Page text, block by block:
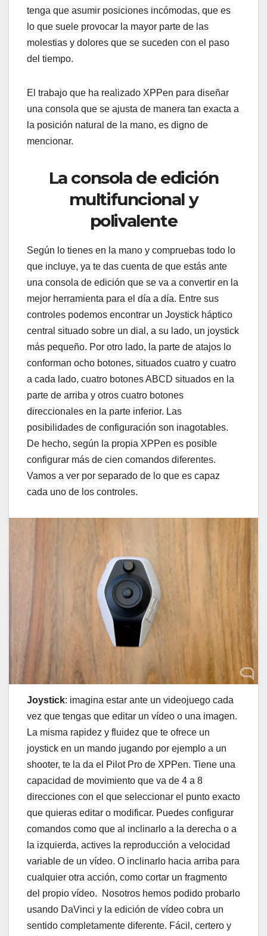
tenga que asumir posiciones incómodas, que es
lo que suele provocar la mayor parte de las
molestias y dolores que se suceden con el paso
del tiempo.
El trabajo que ha realizado XPPen para diseñar
una consola que se ajusta de manera tan exacta a
la posición natural de la mano, es digno de
mencionar.
La consola de edición
multifuncional y
polivalente
Según lo tienes en la mano y compruebas todo lo
que incluye, ya te das cuenta de que estás ante
una consola de edición que se va a convertir en la
mejor herramienta para el día a día. Entre sus
controles podemos encontrar un Joystick háptico
central situado sobre un dial, a su lado, un joystick
más pequeño. Por otro lado, la parte de atajos lo
conforman ocho botones, situados cuatro y cuatro
a cada lado, cuatro botones ABCD situados en la
parte de arriba y otros cuatro botones
direccionales en la parte inferior. Las
posibilidades de configuración son inagotables.
De hecho, según la propia XPPen es posible
configurar más de cien comandos diferentes.
Vamos a ver por separado de lo que es capaz
cada uno de los controles.
Joystick: imagina estar ante un videojuego cada
vez que tengas que editar un vídeo o una imagen.
La misma rapidez y fluidez que te ofrece un
joystick en un mando jugando por ejemplo a un
shooter, te la da el Pilot Pro de XPPen. Tiene una
capacidad de movimiento que va de 4 a 8
direcciones con el que seleccionar el punto exacto
que quieras editar o modificar. Puedes configurar
comandos como que al inclinarlo a la derecha o a
la izquierda, actives la reproducción a velocidad
variable de un vídeo. O inclinarlo hacia arriba para
cualquier otra acción, como cortar un fragmento
del propio vídeo. Nosotros hemos podido probarlo
usando DaVinci y la edición de vídeo cobra un
sentido completamente diferente. Fácil, certero y